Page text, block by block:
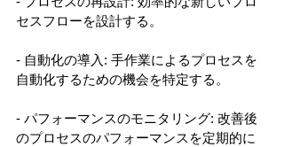
セスフローを設計する。
- 自動化の導入: 手作業によるプロセスを
自動化するための機会を特定する。
- パフォーマンスのモニタリング: 改善後
のプロセスのパフォーマンスを定期的に